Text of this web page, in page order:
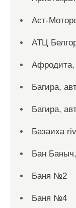
Аст-
АТЦ
Афродита,
Багира,
Багира,
Базаиха
Бан
Баня №2
Баня №4